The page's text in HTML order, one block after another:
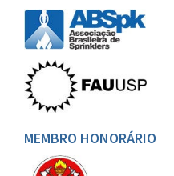
MEMBRO HONORÁRIO